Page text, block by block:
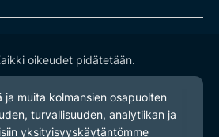
oikeudet pidätetään.